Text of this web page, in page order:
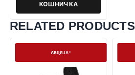
КОШНИЧКА
RELATED PRODUCTS
АКЦИЈА!